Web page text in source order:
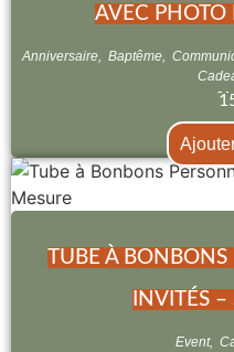
AVEC PHOTO
Anniversaire, Baptême,
TUBE À
INVITÉS
Event,